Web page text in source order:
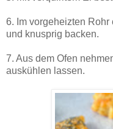
6. Im vorgeheizten
und knusprig backen.
7. Aus dem Ofen
auskühlen lassen.